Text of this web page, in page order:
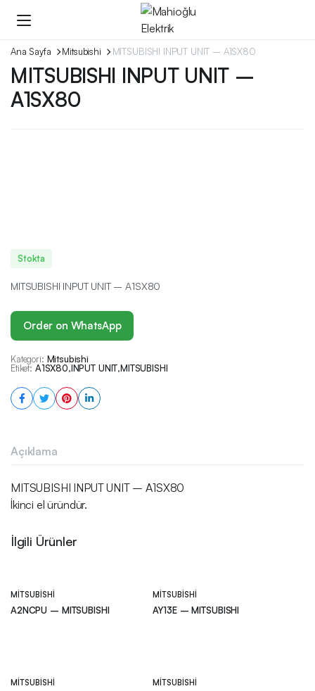
Ana Sayfa Mitsubishi MITSUBISHI INPUT UNIT – A1SX80
MITSUBISHI INPUT UNIT –
A1SX80
Stokta
MITSUBISHI INPUT UNIT – A1SX80
Order on WhatsApp
Kategori: Mitsubishi
Etiket: A1SX80,INPUT UNIT,MITSUBISHI
Açıklama
MITSUBISHI INPUT UNIT – A1SX80
İkinci el üründür.
İlgili Ürünler
MITSUBISHI
A2NCPU – MITSUBISHI
MITSUBISHI
AY13E – MITSUBISHI
MITSUBISHI MITSUBISHI